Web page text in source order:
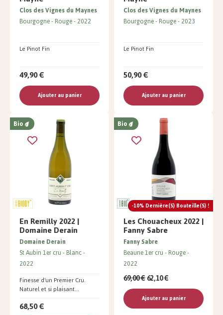
Le Pinot Fin
Clos des Vignes du Maynes
Bourgogne Rouge 2022
49,90 €
Ajouter au panier
Le Pinot Fin
Clos des Vignes du Maynes
Bourgogne Rouge 2023
50,90 €
Ajouter au panier
Bio
En Remilly 2022 |
Domaine Derain
Finesse d'un Premier Cru.
Naturel et si plaisant...
Domaine Derain
St Aubin 1er cru Blanc
2022
68,50 €
-10% Dernière(s) Bouteille(s) !
Bio
Les Chouacheux 2022 |
Fanny Sabre
Fanny Sabre
Beaune 1er cru Rouge
2022
69,00 €62,10 €
Ajouter au panier